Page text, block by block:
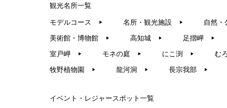
観光名所一覧
モデルコース ▶︎ 名所・観光施設 ▶︎ 自然・
美術館・博物館 ▶︎ 高知城 ▶︎ 足摺岬 ▶︎
室戸岬 ▶︎ モネの庭 ▶︎ にこ渕 ▶︎ む
牧野植物園 ▶︎ 龍河洞 ▶︎ 長宗我部 ▶︎
イベント・レジャースポット一覧